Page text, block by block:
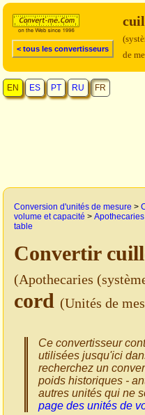
< tous les convertisseurs
de
EN ES PT RU FR
Conversion d'unités de mesure >
volume et capacité >
table
Convertir
(Apothecaries
cord (Unités de
Ce convertisseur
utilisées jusqu'ici
recherchez un
poids historiques -
autres unités qui ne
page des unités de